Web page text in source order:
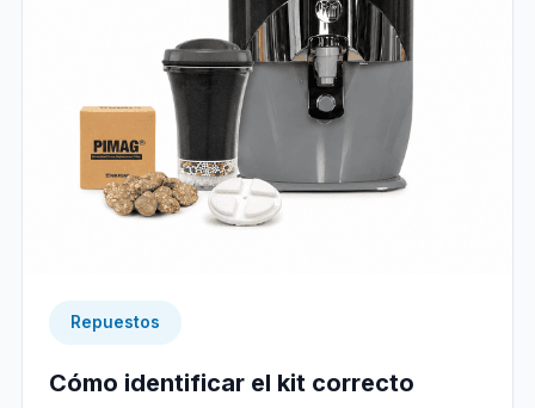
Repuestos
Cómo identificar el kit correcto